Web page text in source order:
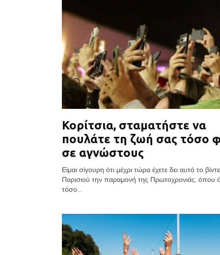
Κορίτσια, σταματήστε να
πουλάτε τη ζωή σας τόσο
σε αγνώστους
Είμαι σίγουρη ότι μέχρι τώρα έχετε δει αυτό το
Παρισιού την παραμονή της Πρωτοχρονιάς, όπου
τόσο...